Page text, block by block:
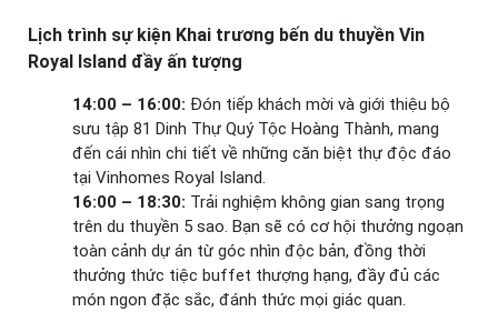
Lịch trình sự kiện Khai trương bến du thuyền Vin
Royal Island đầy ấn tượng
14:00 – 16:00: Đón tiếp khách mời và giới thiệu bộ
sưu tập 81 Dinh Thự Quý Tộc Hoàng Thành, mang
đến cái nhìn chi tiết về những căn biệt thự độc đáo
tại Vinhomes Royal Island.
16:00 – 18:30: Trải nghiệm không gian sang trọng
trên du thuyền 5 sao. Bạn sẽ có cơ hội thưởng ngoạn
toàn cảnh dự án từ góc nhìn độc bản, đồng thời
thưởng thức tiệc buffet thượng hạng, đầy đủ các
món ngon đặc sắc, đánh thức mọi giác quan.